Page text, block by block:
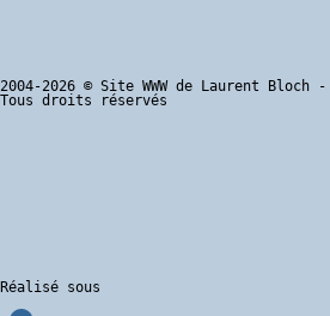
2004-2026 © Site WWW de Laurent Bloch -
Tous droits réservés